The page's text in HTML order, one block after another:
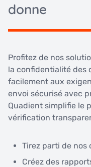
donne
Profitez de nos
la confidentialité des
facilement aux
envoi sécurisé avec
Quadient simplifie le
vérification
Tirez parti de
Créez des